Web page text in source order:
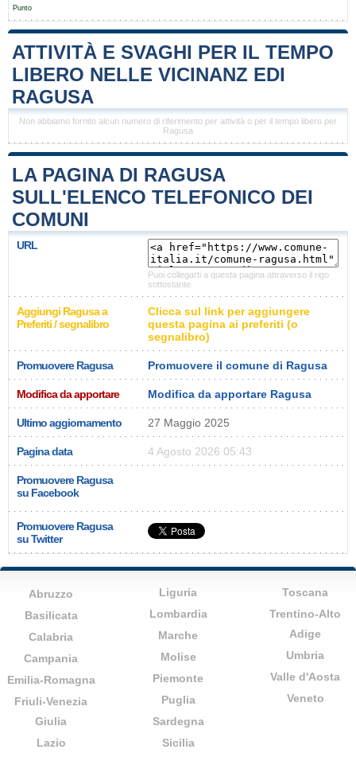
Punto
ATTIVITÀ E SVAGHI PER IL TEMPO
LIBERO NELLE VICINANZ EDI
RAGUSA
Non abbiamo fornito alcun numero di riferimento per attività o per il tempo libero per
Ragusa
LA PAGINA DI RAGUSA
SULL'ELENCO TELEFONICO DEI
COMUNI
URL
Puoi collegarti a questa pagina attraverso il rigo
sottostante.
Aggiungi Ragusa a
Preferiti / segnalibro
Clicca sul link per aggiungere
questa pagina ai preferiti (o
segnalibro)
Promuovere Ragusa Promuovere il comune di Ragusa
Modifica da apportare Modifica da apportare Ragusa
Ultimo aggiornamento 27 Maggio 2025
Pagina data 4 Agosto 2026 05:43
Promuovere Ragusa
su Facebook
Promuovere Ragusa
su Twitter
Abruzzo
Basilicata
Calabria
Campania
Emilia-Romagna
Friuli-Venezia
Giulia
Lazio
Liguria
Lombardia
Marche
Molise
Piemonte
Puglia
Sardegna
Sicilia
Toscana
Trentino-Alto
Adige
Umbria
Valle d'Aosta
Veneto